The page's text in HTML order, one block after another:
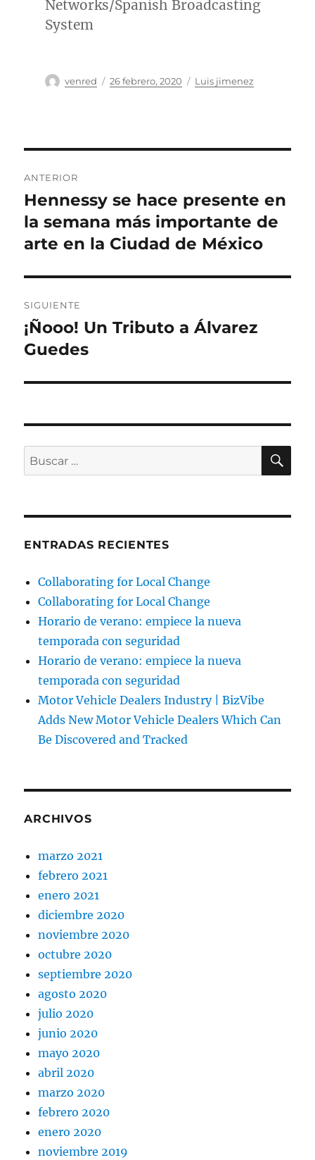
Networks/Spanish Broadcasting
System
Autor
venred
Publicado
26 febrero, 2020 Categorías
Luis jimenez
de
entradas
ANTERIOR
Entrada
anterior:
Hennessy se hace presente en
la semana más importante de
arte en la Ciudad de México
SIGUIENTE
Entrada
siguiente:
¡Ñooo! Un Tributo a Álvarez
Guedes
Buscar
por:
ENTRADAS RECIENTES
Collaborating for Local Change
Collaborating for Local Change
Horario de verano: empiece la nueva
temporada con seguridad
Horario de verano: empiece la nueva
temporada con seguridad
Motor Vehicle Dealers Industry | BizVibe
Adds New Motor Vehicle Dealers Which Can
Be Discovered and Tracked
ARCHIVOS
marzo 2021
febrero 2021
enero 2021
diciembre 2020
noviembre 2020
octubre 2020
septiembre 2020
agosto 2020
julio 2020
junio 2020
mayo 2020
abril 2020
marzo 2020
febrero 2020
enero 2020
noviembre 2019